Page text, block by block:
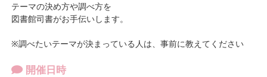
テーマの決め方や調べ方を
図書館司書がお手伝いします。
※調べたいテーマが決まっている人は、事前に教えてください
開催日時